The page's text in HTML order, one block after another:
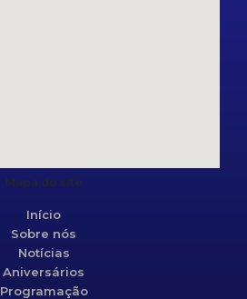
Mapa do site
Início
Sobre nós
Notícias
Aniversários
Programação